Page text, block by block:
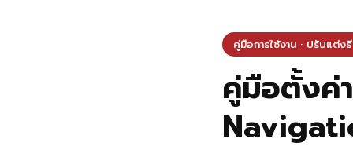
คู่มือการใช้งาน · ปรับแต่ง
คู่มือตั้งค่